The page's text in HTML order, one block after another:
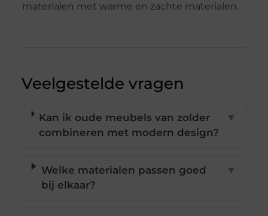
materialen met warme en zachte materialen.
Veelgestelde vragen
Kan ik oude meubels van zolder
combineren met modern design?
▼
Welke materialen passen goed
bij elkaar?
▼